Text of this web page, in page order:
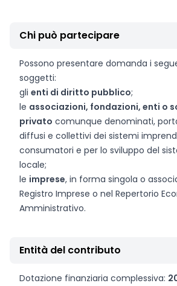
Chi può partecipare
Possono presentare domanda i
soggetti:
gli enti di diritto pubblico;
le associazioni, fondazioni, enti o
privato comunque denominati,
diffusi e collettivi dei sistemi
consumatori e per lo sviluppo del
locale;
le imprese, in forma singola o
Registro Imprese o nel Repertorio
Amministrativo.
Entità del contributo
Dotazione finanziaria complessiva: